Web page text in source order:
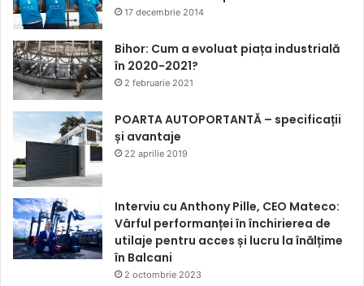
17 decembrie 2014
Bihor: Cum a evoluat piața industrială
în 2020-2021?
2 februarie 2021
POARTA AUTOPORTANTĂ – specificații
și avantaje
22 aprilie 2019
Interviu cu Anthony Pille, CEO Mateco:
Vârful performanței în închirierea de
utilaje pentru acces și lucru la înălțime
în Balcani
2 octombrie 2023